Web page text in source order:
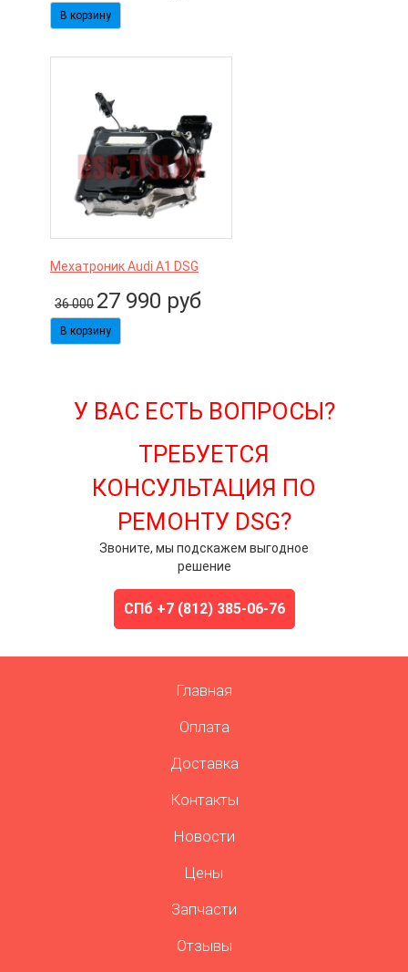
Мехатроник Audi A1 DSG
36 000 27 990 руб
У ВАС ЕСТЬ ВОПРОСЫ?
ТРЕБУЕТСЯ
КОНСУЛЬТАЦИЯ ПО
РЕМОНТУ DSG?
Звоните, мы подскажем выгодное
решение
СПб +7 (812) 385-06-76
Главная
Оплата
Доставка
Контакты
Новости
Цены
Запчасти
Отзывы